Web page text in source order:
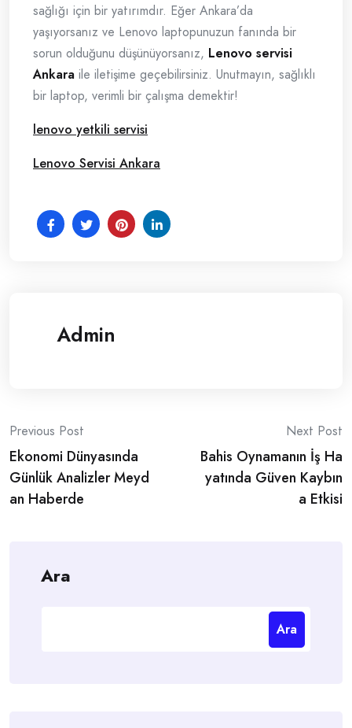
sağlığı için bir yatırımdır. Eğer Ankara’da
yaşıyorsanız ve Lenovo laptopunuzun fanında bir
sorun olduğunu düşünüyorsanız, Lenovo servisi
Ankara ile iletişime geçebilirsiniz. Unutmayın, sağlıklı
bir laptop, verimli bir çalışma demektir!
lenovo yetkili servisi
Lenovo Servisi Ankara
Admin
Post
navigation
Previous Post
Ekonomi Dünyasında
Günlük Analizler Meyd
an Haberde
Next Post
Bahis Oynamanın İş Ha
yatında Güven Kaybın
a Etkisi
Ara
Ara